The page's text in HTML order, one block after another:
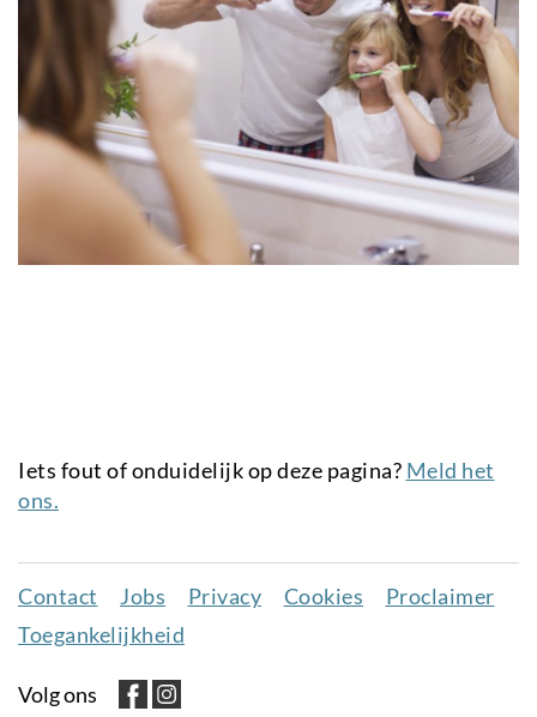
Iets fout of onduidelijk op deze pagina? Meld het
ons.
Juridisch
menu
Contact Jobs Privacy Cookies
Proclaimer
Toegankelijkheid
Volg ons